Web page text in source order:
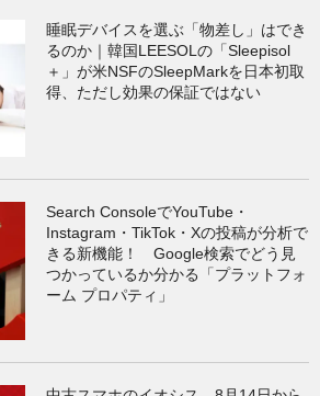
睡眠デバイスを選ぶ「物差し」はでき
るのか｜韓国LEESOLの「Sleepisol
＋」が米NSFのSleepMarkを日本初取
得、ただし効果の保証ではない
Search ConsoleでYouTube・
Instagram・TikTok・Xの投稿が分析で
きる新機能！ Google検索でどう見
つかっているか分かる「プラットフォ
ーム プロパティ」